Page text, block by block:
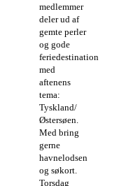
medlemmer
deler ud af
gemte perler
og gode
feriedestinationer
med
aftenens
tema:
Tyskland/
Østersøen.
Med bring
gerne
havnelodsen
og søkort.
Torsdag